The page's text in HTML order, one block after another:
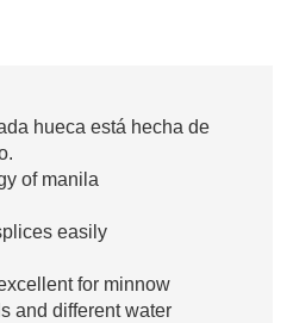
hueca está hecha de
of manila
easily
for minnow
and different water